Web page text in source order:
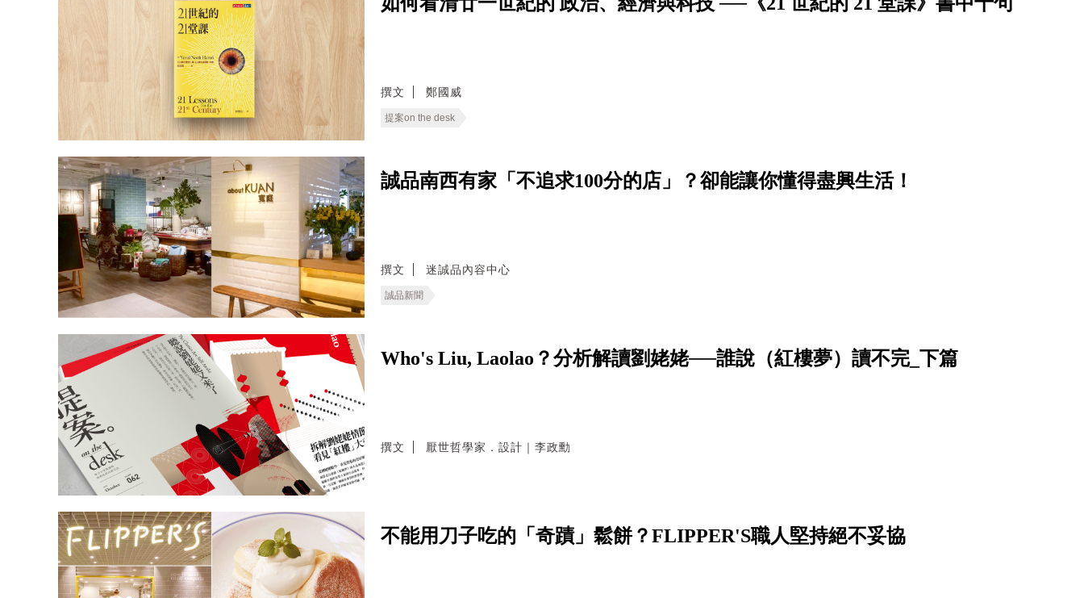
撰文 鄭國威
提案on the desk
誠品南西有家「不追求100分的店」？卻能讓你懂得盡興生活！
撰文 迷誠品內容中心
誠品新聞
Who's Liu, Laolao？分析解讀劉姥姥──誰說（紅樓夢）讀不完_下篇
撰文 厭世哲學家．設計｜李政勳
不能用刀子吃的「奇蹟」鬆餅？FLIPPER'S職人堅持絕不妥協